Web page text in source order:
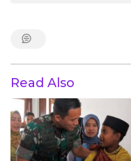
Read Also